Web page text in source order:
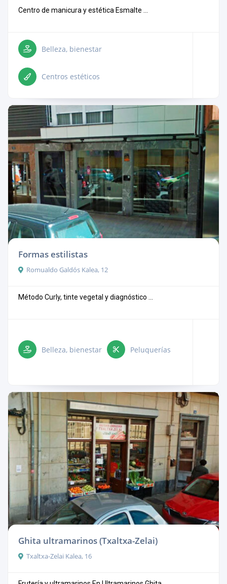
Centro de manicura y estética Esmalte ...
Belleza, bienestar
Centros estéticos
Formas estilistas
Romualdo Galdós Kalea, 12
Método Curly, tinte vegetal y diagnóstico ...
Belleza, bienestar Peluquerías
Ghita ultramarinos (Txaltxa-Zelai)
Txaltxa-Zelai Kalea, 16